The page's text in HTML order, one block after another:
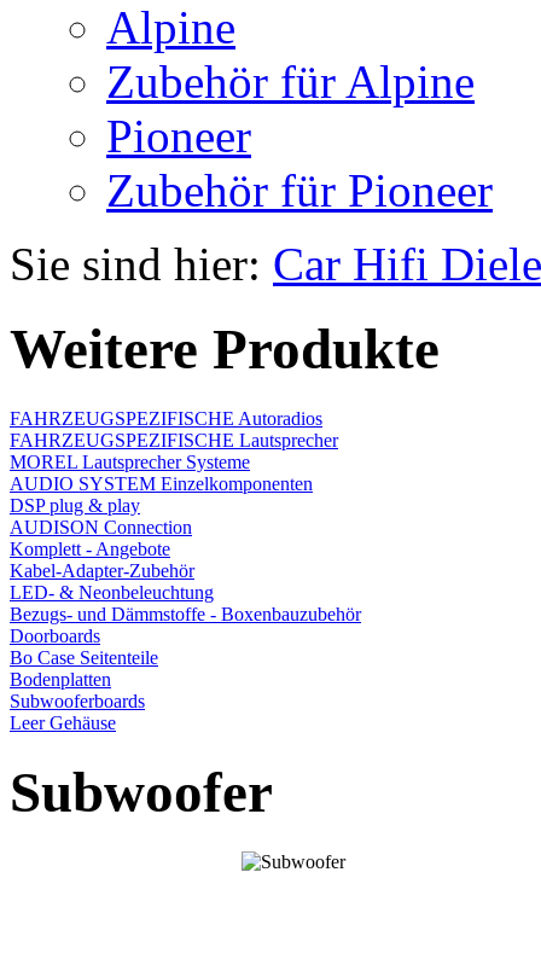
Alpine
Zubehör für Alpine
Pioneer
Zubehör für Pioneer
Sie sind hier: Car Hifi
Weitere Produkte
FAHRZEUGSPEZIFISCHE Autoradios
FAHRZEUGSPEZIFISCHE Lautsprecher
MOREL Lautsprecher Systeme
AUDIO SYSTEM Einzelkomponenten
DSP plug & play
AUDISON Connection
Komplett - Angebote
Kabel-Adapter-Zubehör
LED- & Neonbeleuchtung
Bezugs- und Dämmstoffe - Boxenbauzubehör
Doorboards
Bo Case Seitenteile
Bodenplatten
Subwooferboards
Leer Gehäuse
Subwoofer